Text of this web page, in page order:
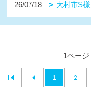
26/07/18 大村市S
1ページ
1 2